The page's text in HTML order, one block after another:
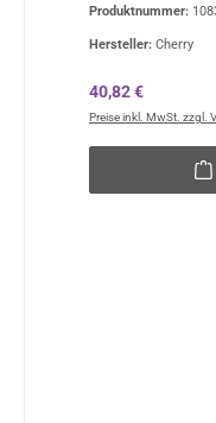
Produktnummer:
Hersteller: Cherry
Regulärer Preis:
40,82 €
Preise inkl. MwSt. zzgl.